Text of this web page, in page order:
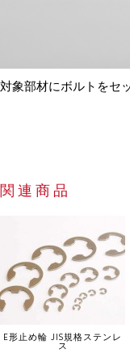
対象部材にボルトをセ
関連商品
E形止め輪 JIS規格ステンレ
ス